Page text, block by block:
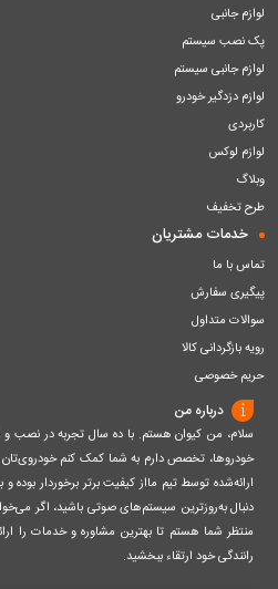
لوازم جانبی
پک نصب سیستم
لوازم جانبی سیستم
لوازم دزدگیر خودرو
کاربردی
لوازم لوکس
وبلاگ
طرح تخفیف
خدمات مشتریان
تماس با ما
پیگیری سفارش
سوالات متداول
رویه بازگردانی کالا
حریم خصوصی
درباره من
سلام، من کیوان هستم. با ده سال تجربه در
خودروها، تخصص دارم به شما کمک کنم خودروی‌تان
ارائه‌شده توسط تیم مااز کیفیت برتر برخوردار بوده
دنبال به‌روزترین سیستم‌های صوتی باشید، اگر
منتظر شما هستم تا بهترین مشاوره و خدمات را
رانندگی خود ارتقاء ببخشید.